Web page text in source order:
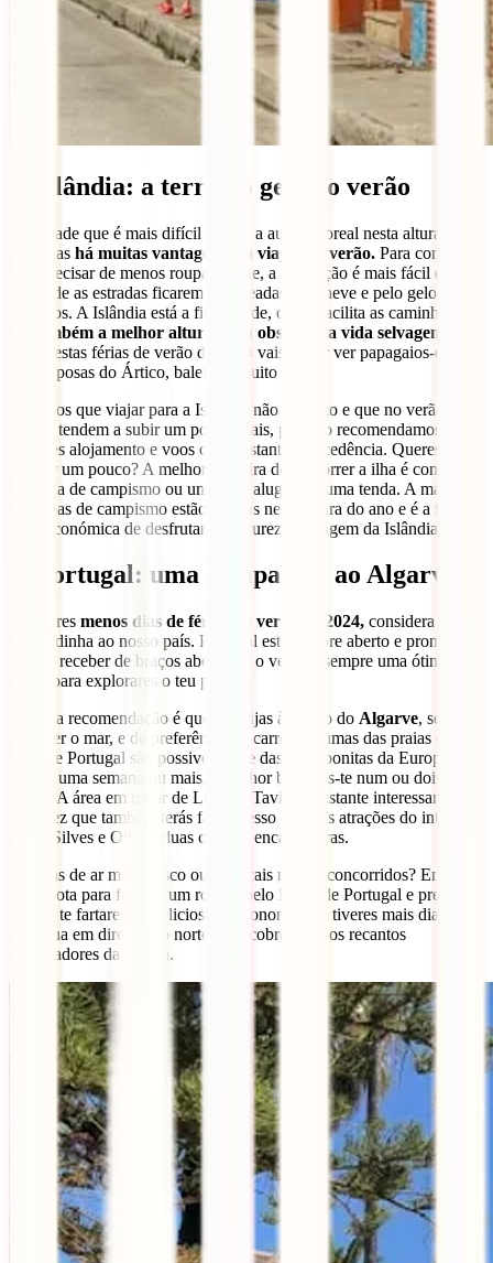
7. Islândia: a terra do gelo no verão
É verdade que é mais difícil avistar a aurora boreal nesta altura do
ano, mas há muitas vantagens em viajar no verão. Para começar,
vais precisar de menos roupa quente, a condução é mais fácil e os
riscos de as estradas ficarem bloqueadas pela neve e pelo gelo são
mínimos. A Islândia está a ficar verde, o que facilita as caminhadas,
é também a melhor altura para observar a vida selvagem.
Sim, nestas férias de verão de 2024 vais poder ver papagaios-do-
mar, raposas do Ártico, baleias e muito mais.
Sabemos que viajar para a Islândia não é barato e que no verão os
preços tendem a subir um pouco mais, por isso recomendamos que
reserves alojamento e voos com bastante antecedência. Queres
poupar um pouco? A melhor maneira de percorrer a ilha é com uma
carrinha de campismo ou um carro alugado e uma tenda. A maioria
das áreas de campismo estão abertas nesta altura do ano e é a forma
mais económica de desfrutar da natureza selvagem da Islândia.
8. Portugal: uma escapadela ao Algarve
Se tiveres menos dias de férias no verão de 2024, considera uma
escapadinha ao nosso país. Portugal está sempre aberto e pronto
para te receber de braços abertos, e o verão é sempre uma ótima
altura para explorares o teu país.
A nossa recomendação é que te dirijas à região do Algarve, se te
apetecer o mar, e de preferência de carro. Algumas das praias desta
zona de Portugal são possivelmente das mais bonitas da Europa. Se
tiveres uma semana ou mais, é melhor baseares-te num ou dois
locais. A área em redor de Lagos e Tavira é bastante interessante,
uma vez que também terás fácil acesso a outras atrações do interior,
como Silves e Olhão, duas cidades encantadoras.
Precisas de ar mais fresco ou de locais menos concorridos? Então
toma nota para fazeres um roteiro pelo Norte de Portugal e prepara-
te para te fartares da deliciosa gastronomia. Se tiveres mais dias,
continua em direção ao norte e descobre estes os recantos
encantadores da Galiza.